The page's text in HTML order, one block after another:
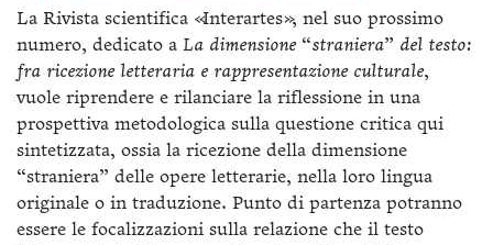
La Rivista scientifica «Interartes», nel suo prossimo
numero, dedicato a La dimensione “straniera” del testo:
fra ricezione letteraria e rappresentazione culturale,
vuole riprendere e rilanciare la riflessione in una
prospettiva metodologica sulla questione critica qui
sintetizzata, ossia la ricezione della dimensione
“straniera” delle opere letterarie, nella loro lingua
originale o in traduzione. Punto di partenza potranno
essere le focalizzazioni sulla relazione che il testo